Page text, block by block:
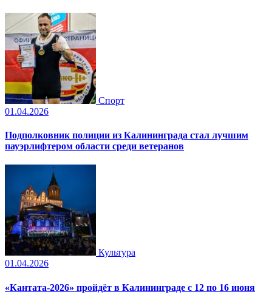
Спорт
01.04.2026
Подполковник полиции из Калининграда стал лучшим
пауэрлифтером области среди ветеранов
Культура
01.04.2026
«Кантата-2026» пройдёт в Калининграде с 12 по 16 июня